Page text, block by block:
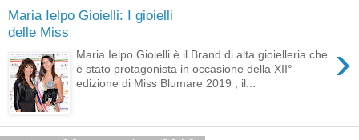
Maria Ielpo Gioielli: I gioielli
delle Miss
›
Maria Ielpo Gioielli è il Brand di alta gioielleria che
è stato protagonista in occasione della XII°
edizione di Miss Blumare 2019 , il...